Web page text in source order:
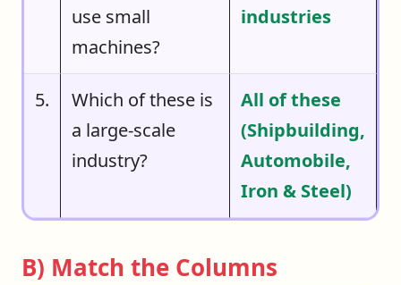
use small
machines?
industries
5.
Which of these is
a large-scale
industry?
All of these
(Shipbuilding,
Automobile,
Iron & Steel)
B) Match the Columns